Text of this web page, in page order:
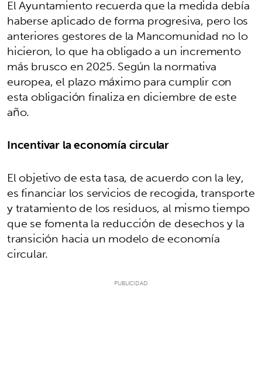
El Ayuntamiento recuerda que la medida debía
haberse aplicado de forma progresiva, pero los
anteriores gestores de la Mancomunidad no lo
hicieron, lo que ha obligado a un incremento
más brusco en 2025. Según la normativa
europea, el plazo máximo para cumplir con
esta obligación finaliza en diciembre de este
año.
Incentivar la economía circular
El objetivo de esta tasa, de acuerdo con la ley,
es financiar los servicios de recogida, transporte
y tratamiento de los residuos, al mismo tiempo
que se fomenta la reducción de desechos y la
transición hacia un modelo de economía
circular.